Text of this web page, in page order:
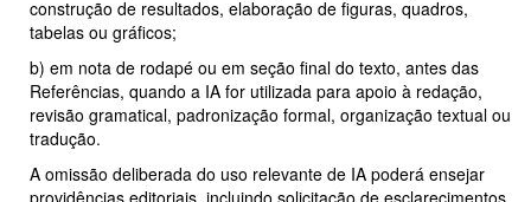
construção de resultados, elaboração de figuras, quadros,
tabelas ou gráficos;
b) em nota de rodapé ou em seção final do texto, antes das
Referências, quando a IA for utilizada para apoio à redação,
revisão gramatical, padronização formal, organização textual ou
tradução.
A omissão deliberada do uso relevante de IA poderá ensejar
providências editoriais, incluindo solicitação de esclarecimentos,